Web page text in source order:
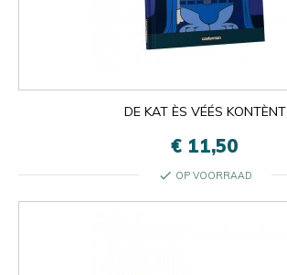
DE KAT ÈS VÉÉS KONTÈNT
€ 11,50
check OP VOORRAAD